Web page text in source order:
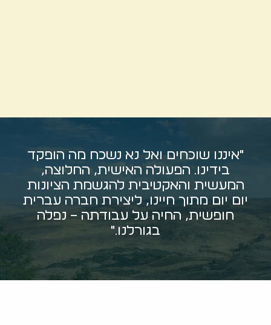
"איננו שוכחים ואל נא נשכח מה הופקד
בידינו. הפעולה האישית, החלוצה,
המעשית והאקטיבית להגשמת הציונות
יום יום מתוך חיינו, ליצירת חברה עברית
חופשית, החיה על עבודתה – נפלה
בגורלנו."